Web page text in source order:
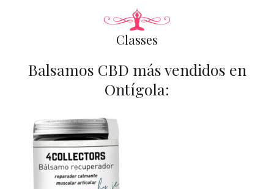
Classes
Balsamos CBD más vendidos en
Ontígola: